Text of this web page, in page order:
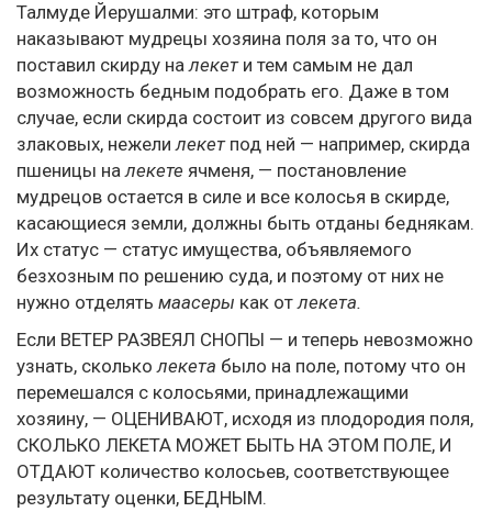
Талмуде Йерушалми: это штраф, которым
наказывают мудрецы хозяина поля за то, что он
поставил скирду налекет и тем самым не дал
возможность бедным подобрать его. Даже в том
случае, если скирда состоит из совсем другого вида
злаковых, нежелилекет под ней — например, скирда
пшеницы налекете ячменя, — постановление
мудрецов остается в силе и все колосья в скирде,
касающиеся земли, должны быть отданы беднякам.
Их статус — статус имущества, объявляемого
безхозным по решению суда, и поэтому от них не
нужно отделять маасеры как отлекета.
Если ВЕТЕР РАЗВЕЯЛ СНОПЫ — и теперь невозможно
узнать, скольколекета было на поле, потому что он
перемешался с колосьями, принадлежащими
хозяину, — ОЦЕНИВАЮТ, исходя из плодородия поля,
СКОЛЬКО ЛЕКЕТА МОЖЕТ БЫТЬ НА ЭТОМ ПОЛЕ, И
ОТДАЮТ количество колосьев, соответствующее
результату оценки, БЕДНЫМ.